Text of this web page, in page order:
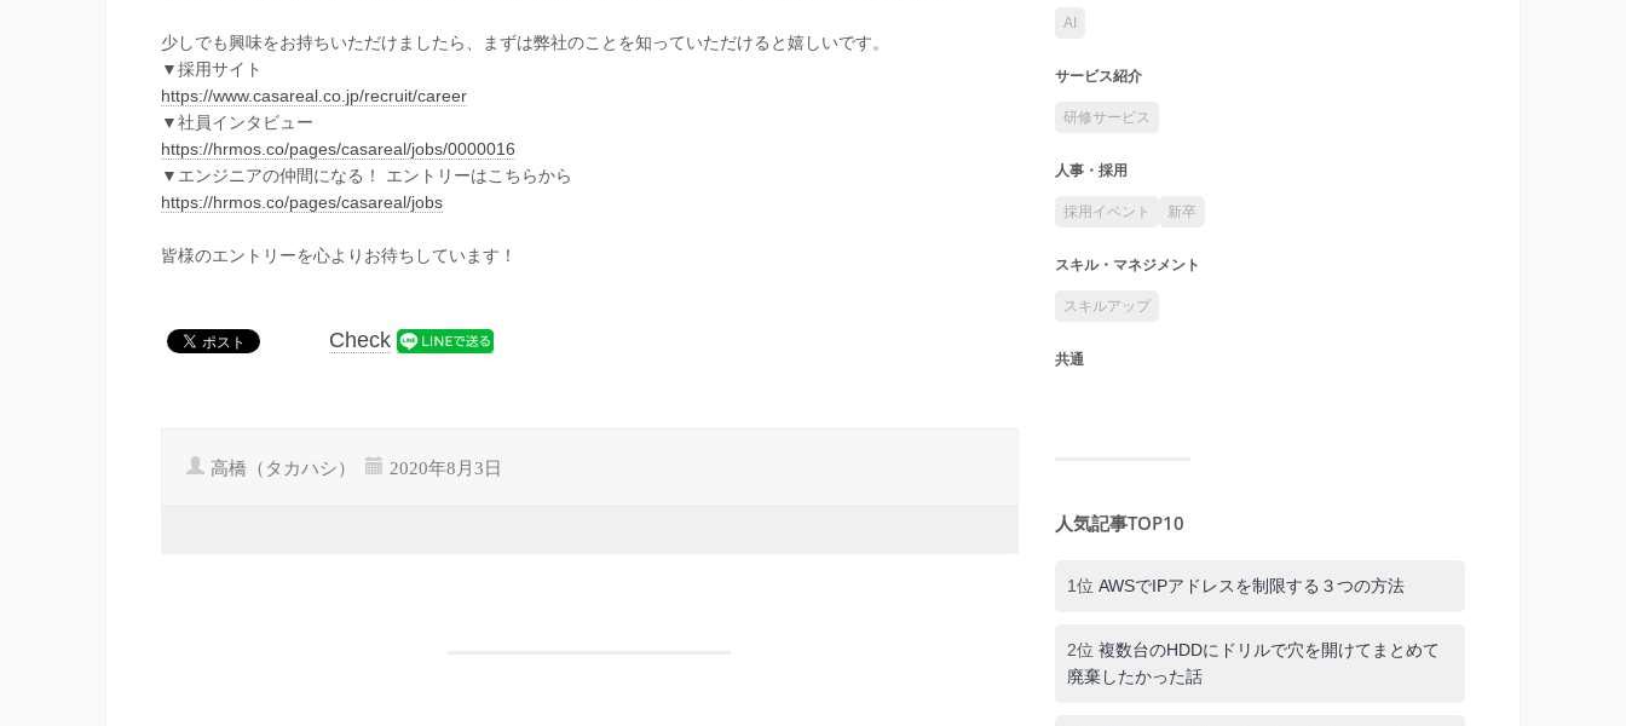
少しでも興味をお持ちいただけましたら、まずは弊社のことを知っていただけると嬉しいです。
▼採用サイト
https://www.casareal.co.jp/recruit/career
▼社員インタビュー
https://hrmos.co/pages/casareal/jobs/0000016
▼エンジニアの仲間になる！ エントリーはこちらから
https://hrmos.co/pages/casareal/jobs
皆様のエントリーを心よりお待ちしています！
Check
高橋（タカハシ） 2020年8月3日
AI
サービス紹介
研修サービス
人事・採用
採用イベント 新卒
スキル・マネジメント
スキルアップ
共通
人気記事TOP10
1位 AWSでIPアドレスを制限する３つの方法
2位 複数台のHDDにドリルで穴を開けてまとめて
廃棄したかった話